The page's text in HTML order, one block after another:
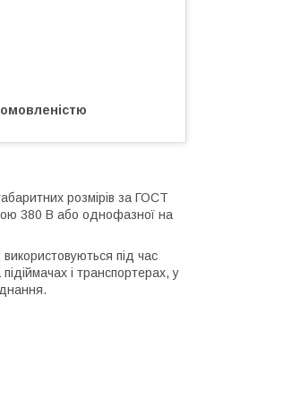
розмірів за ГОСТ
380 В або однофазної на
використовуються під час
і транспортерах, у